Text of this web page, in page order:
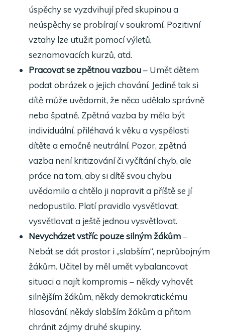
úspěchy se vyzdvihují před skupinou a
neúspěchy se probírají v soukromí. Pozitivní
vztahy lze utužit pomocí výletů,
seznamovacích kurzů, atd.
Pracovat se zpětnou vazbou– Umět dětem
podat obrázek o jejich chování. Jedině tak si
dítě může uvědomit, že něco udělalo správně
nebo špatně. Zpětná vazba by měla být
individuální, přiléhavá k věku a vyspělosti
dítěte a emočně neutrální. Pozor, zpětná
vazba není kritizování či vyčítání chyb, ale
práce na tom, aby si dítě svou chybu
uvědomilo a chtělo ji napravit a příště se jí
nedopustilo. Platí pravidlo vysvětlovat,
vysvětlovat a ještě jednou vysvětlovat.
Nevycházet vstříc pouze silným žákům–
Nebát se dát prostor i „slabším“, neprůbojným
žákům. Učitel by měl umět vybalancovat
situaci a najít kompromis – někdy vyhovět
silnějším žákům, někdy demokratickému
hlasování, někdy slabším žákům a přitom
chránit zájmy druhé skupiny.